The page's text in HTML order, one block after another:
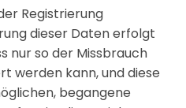
Registrierung
dieser Daten erfolgt
nur so der Missbrauch
werden kann, und diese
begangene